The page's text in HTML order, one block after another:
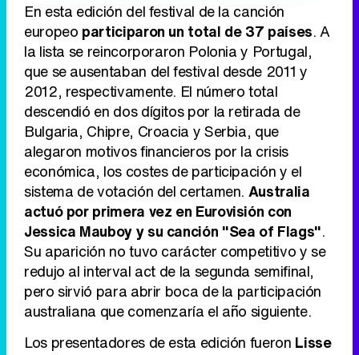
En esta edición del festival de la canción
europeo participaron un total de 37 países. A
la lista se reincorporaron Polonia y Portugal,
que se ausentaban del festival desde 2011 y
2012, respectivamente. El número total
descendió en dos dígitos por la retirada de
Bulgaria, Chipre, Croacia y Serbia, que
alegaron motivos financieros por la crisis
económica, los costes de participación y el
sistema de votación del certamen. Australia
actuó por primera vez en Eurovisión con
Jessica Mauboy y su canción "Sea of Flags".
Su aparición no tuvo carácter competitivo y se
redujo al interval act de la segunda semifinal,
pero sirvió para abrir boca de la participación
australiana que comenzaría el año siguiente.
Los presentadores de esta edición fueron Lisse